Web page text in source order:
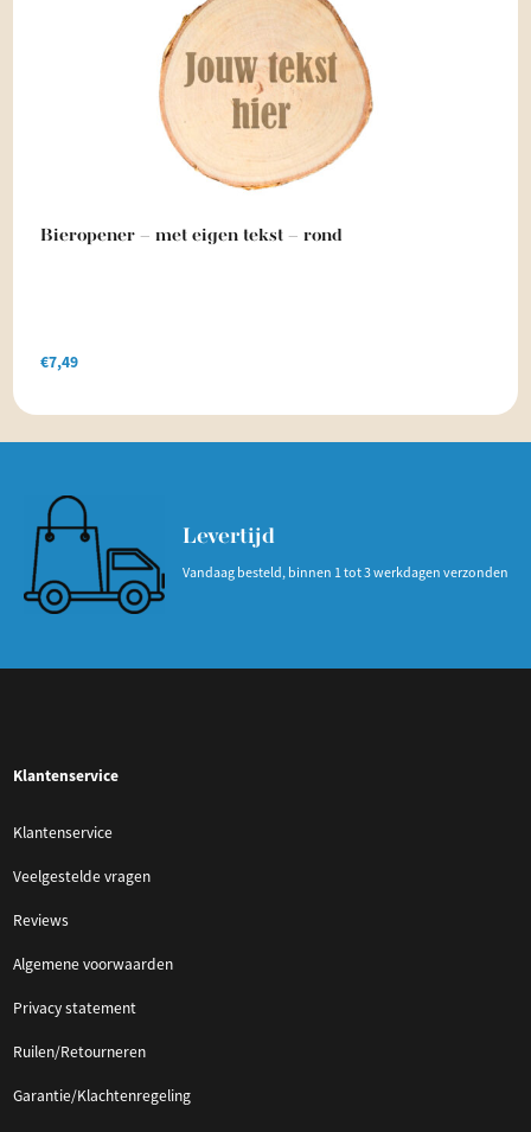
Bieropener – met eigen tekst – rond
€7,49
Levertijd
Vandaag besteld, binnen 1 tot 3 werkdagen verzonden
Klantenservice
Klantenservice
Veelgestelde vragen
Reviews
Algemene voorwaarden
Privacy statement
Ruilen/Retourneren
Garantie/Klachtenregeling